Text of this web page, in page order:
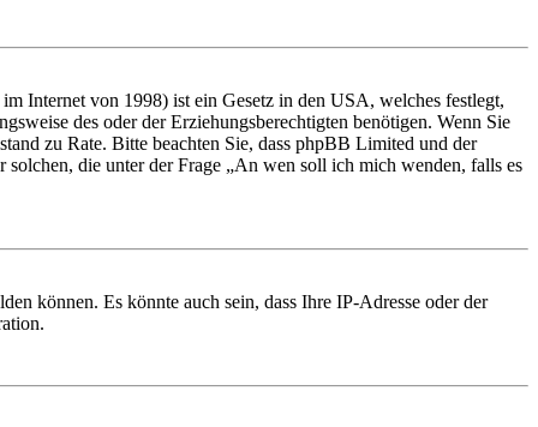
Internet von 1998) ist ein Gesetz in den USA, welches festlegt,
des oder der Erziehungsberechtigten benötigen. Wenn Sie
zu Rate. Bitte beachten Sie, dass phpBB Limited und der
die unter der Frage „An wen soll ich mich wenden, falls es
können. Es könnte auch sein, dass Ihre IP-Adresse oder der